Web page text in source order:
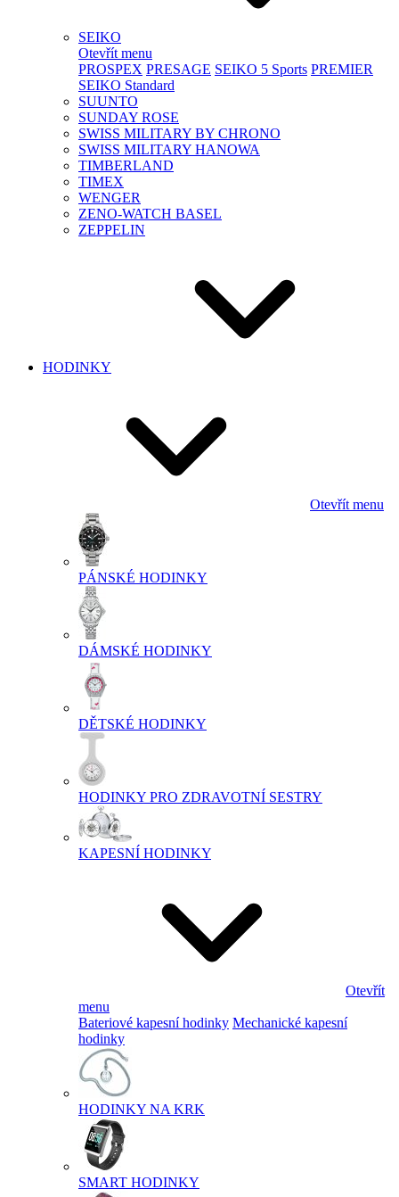
SEIKO
Otevřít menu
PROSPEX PRESAGE SEIKO 5 Sports PREMIER
SEIKO Standard
SUUNTO
SUNDAY ROSE
SWISS MILITARY BY CHRONO
SWISS MILITARY HANOWA
TIMBERLAND
TIMEX
WENGER
ZENO-WATCH BASEL
ZEPPELIN
HODINKY
Otevřít menu
PÁNSKÉ HODINKY
DÁMSKÉ HODINKY
DĚTSKÉ HODINKY
HODINKY PRO ZDRAVOTNÍ SESTRY
KAPESNÍ HODINKY
Otevřít
menu
Bateriové kapesní hodinky Mechanické kapesní
hodinky
HODINKY NA KRK
SMART HODINKY